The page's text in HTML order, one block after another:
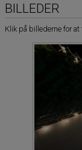
BILLEDER
Klik på billederne for at